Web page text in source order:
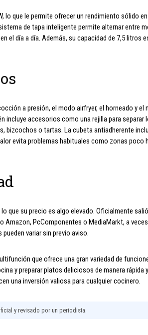
lo que le permite ofrecer un rendimiento sólido
de tapa inteligente permite alternar entre
el día a día. Además, su capacidad de 7,5 litros
a presión, el modo airfryer, el horneado y el
incluye accesorios como una rejilla para
bizcochos o tartas. La cubeta antiadherente
evita problemas habituales como zonas poco
que su precio es algo elevado. Oficialmente
PcComponentes o MediaMarkt, a
variar sin previo aviso.
que ofrece una gran variedad de
y preparar platos deliciosos de manera rápida
una inversión valiosa para cualquier cocinero.
y revisado por un periodista.